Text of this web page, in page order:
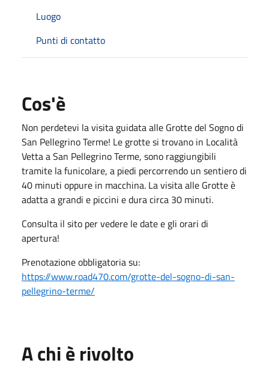
Luogo
Punti di contatto
Cos'è
Non perdetevi la visita guidata alle Grotte del Sogno di
San Pellegrino Terme! Le grotte si trovano in Località
Vetta a San Pellegrino Terme, sono raggiungibili
tramite la funicolare, a piedi percorrendo un sentiero di
40 minuti oppure in macchina. La visita alle Grotte è
adatta a grandi e piccini e dura circa 30 minuti.
Consulta il sito per vedere le date e gli orari di
apertura!
Prenotazione obbligatoria su:
https://www.road470.com/grotte-del-sogno-di-san-
pellegrino-terme/
A chi è rivolto